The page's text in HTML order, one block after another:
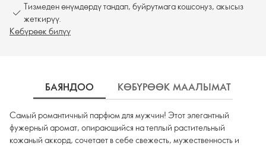
Тизмеден өнүмдөрдү тандап, буйрутмага кошсоңуз, акысыз
жеткирүү.
Көбүрөөк билүү
БАЯНДОО КӨБҮРӨӨК МААЛЫМАТ
Самый романтичный парфюм для мужчин! Этот элегантный
фужерный аромат, опирающийся на теплый растительный
кожаный аккорд, сочетает в себе свежесть, мужественность и